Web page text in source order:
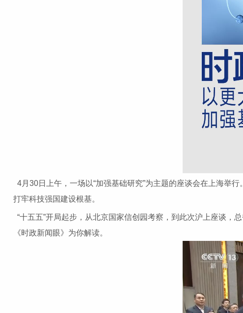
4月30日上午，一场以“加强基础研究”为主题的座谈会在上海举
打牢科技强国建设根基。
“十五五”开局起步，从北京国家信创园考察，到此次沪上座谈，
《时政新闻眼》为你解读。